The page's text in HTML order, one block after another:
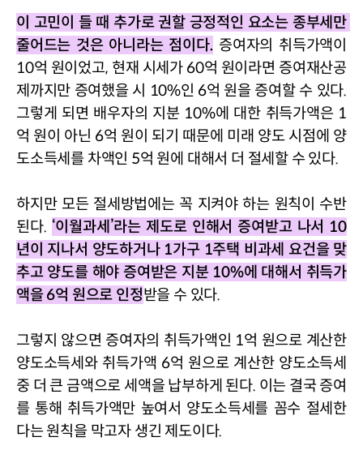
이 고민이 들 때 추가로 권할 긍정적인 요소는 종부세만
줄어드는 것은 아니라는 점이다.
10억 원이었고, 현재 시세가 60억 원이라면 증여재산공
제까지만 증여했을 시 10%인 6억 원을 증여할 수 있다
그렇게 되면 배우자의 지분 10%에 대한 취득가액은 1
억 원이 아닌 6억 원이 되기 때문에 미래 양도 시점에 양
도소득세를 차액인 5억 원에 대해서 더 절세할 수 있다.
하지만 모든 절세방법에는 꼭 지켜야 하는 원칙이 수반
된다. ‘이월과세 ’라는 제도로 인해서 증여받고 나서 10
년이 지나서 양도하거나 1가구 1주택 비과세 요건을 맞
추고 양도를 해야 증여받은 지분 10%에 대해서 취득가
액을 6억 원으로 인정받을 수 있다.
그렇지 않으면 증여자의 취득가액인 1억 원으로 계산한
양도소득세와 취득가액 6억 원으로 계산한 양도소득세
중 더 큰 금액으로 세액을 납부하게 된다. 이는 결국 증여
를 통해 취득가액만 높여서 양도소득세를 꼼수 절세한
다는 원칙을 막고자 생긴 제도이다.